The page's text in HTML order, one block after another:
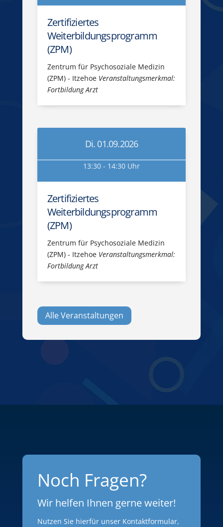
Zertifiziertes
Weiterbildungsprogramm
(ZPM)
Zentrum für Psychosoziale Medizin
(ZPM) - Itzehoe Veranstaltungsmerkmal:
Fortbildung Arzt
Di. 01.09.2026
13:30 - 14:30 Uhr
Zertifiziertes
Weiterbildungsprogramm
(ZPM)
Zentrum für Psychosoziale Medizin
(ZPM) - Itzehoe Veranstaltungsmerkmal:
Fortbildung Arzt
Alle Veranstaltungen
Noch Fragen?
Wir helfen Ihnen gerne weiter!
Nutzen Sie hierfür unser Kontaktformular,